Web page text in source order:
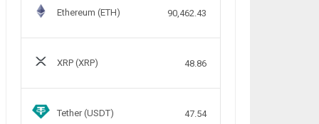
Ethereum (ETH) 90,462.43
XRP (XRP) 48.86
Tether (USDT) 47.54